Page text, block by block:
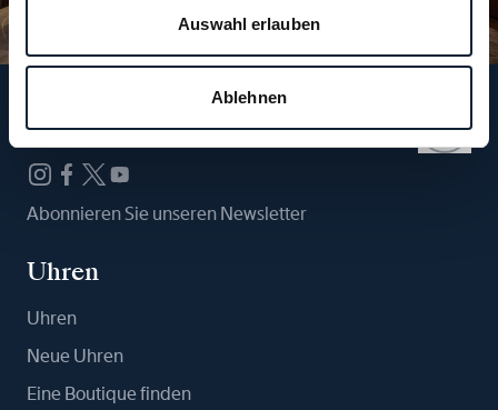
Auswahl erlauben
Ablehnen
Folgen Sie uns
Abonnieren Sie unseren Newsletter
Uhren
Uhren
Neue Uhren
Eine Boutique finden